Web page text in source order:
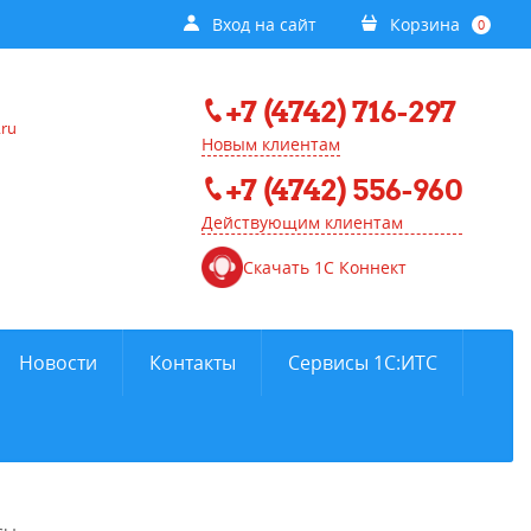
Вход на сайт Корзина 0
+7 (4742) 716-297
Новым клиентам
+7 (4742) 556-960
Действующим клиентам
Скачать 1С Коннект
Новости Контакты Сервисы 1С:ИТС